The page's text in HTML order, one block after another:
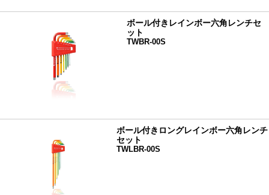
ボール付きレインボー六角レンチセ
ット
TWBR-00S
ボール付きロングレインボー六角レンチ
セット
TWLBR-00S